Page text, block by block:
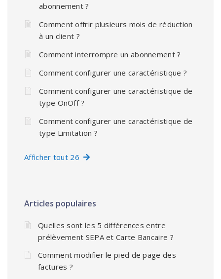
abonnement ?
Comment offrir plusieurs mois de réduction
à un client ?
Comment interrompre un abonnement ?
Comment configurer une caractéristique ?
Comment configurer une caractéristique de
type OnOff ?
Comment configurer une caractéristique de
type Limitation ?
Afficher tout 26
Articles populaires
Quelles sont les 5 différences entre
prélèvement SEPA et Carte Bancaire ?
Comment modifier le pied de page des
factures ?